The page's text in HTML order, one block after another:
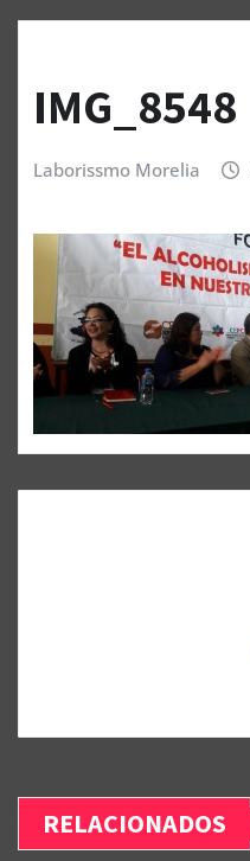
IMG_8548
Laborissmo Morelia
RELACIONADOS